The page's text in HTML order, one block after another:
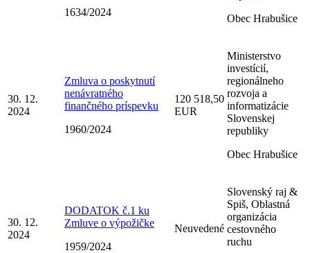
1634/2024
Obec Hrabušice
30. 12.
2024
Zmluva o poskytnutí
nenávratného
finančného príspevku
1960/2024
120 518,50
EUR
Ministerstvo
investícií,
regionálneho
rozvoja a
informatizácie
Slovenskej
republiky
Obec Hrabušice
30. 12.
2024
DODATOK č.1 ku
Zmluve o výpožičke
1959/2024
Neuvedené
Slovenský raj &
Spiš, Oblastná
organizácia
cestovného
ruchu